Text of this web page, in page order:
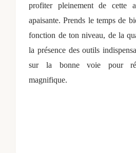
profiter pleinement de cette
apaisante. Prends le temps de
fonction de ton niveau, de la
la présence des outils
sur la bonne voie pour
magnifique.